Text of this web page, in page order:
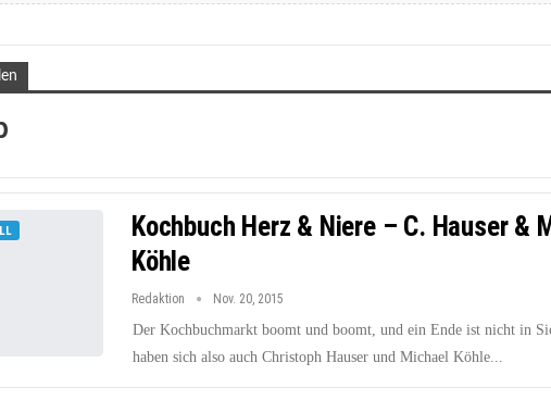
Kochbuch Herz & Niere – C. Hauser &
Köhle
Redaktion Nov. 20, 2015
Der Kochbuchmarkt boomt und boomt, und ein Ende ist nicht in
haben sich also auch Christoph Hauser und Michael Köhle...